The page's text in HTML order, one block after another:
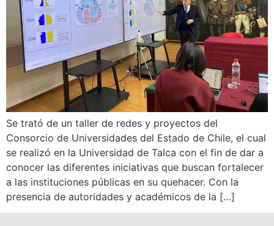
Se trató de un taller de redes y proyectos del
Consorcio de Universidades del Estado de Chile, el cual
se realizó en la Universidad de Talca con el fin de dar a
conocer las diferentes iniciativas que buscan fortalecer
a las instituciones públicas en su quehacer. Con la
presencia de autoridades y académicos de la […]